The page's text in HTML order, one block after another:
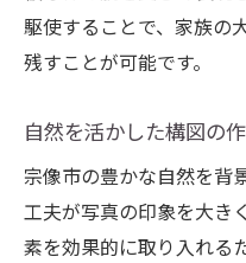
駆使することで、家族の
残すことが可能です。
自然を活かした構図の
宗像市の豊かな自然を背
工夫が写真の印象を大き
素を効果的に取り入れる